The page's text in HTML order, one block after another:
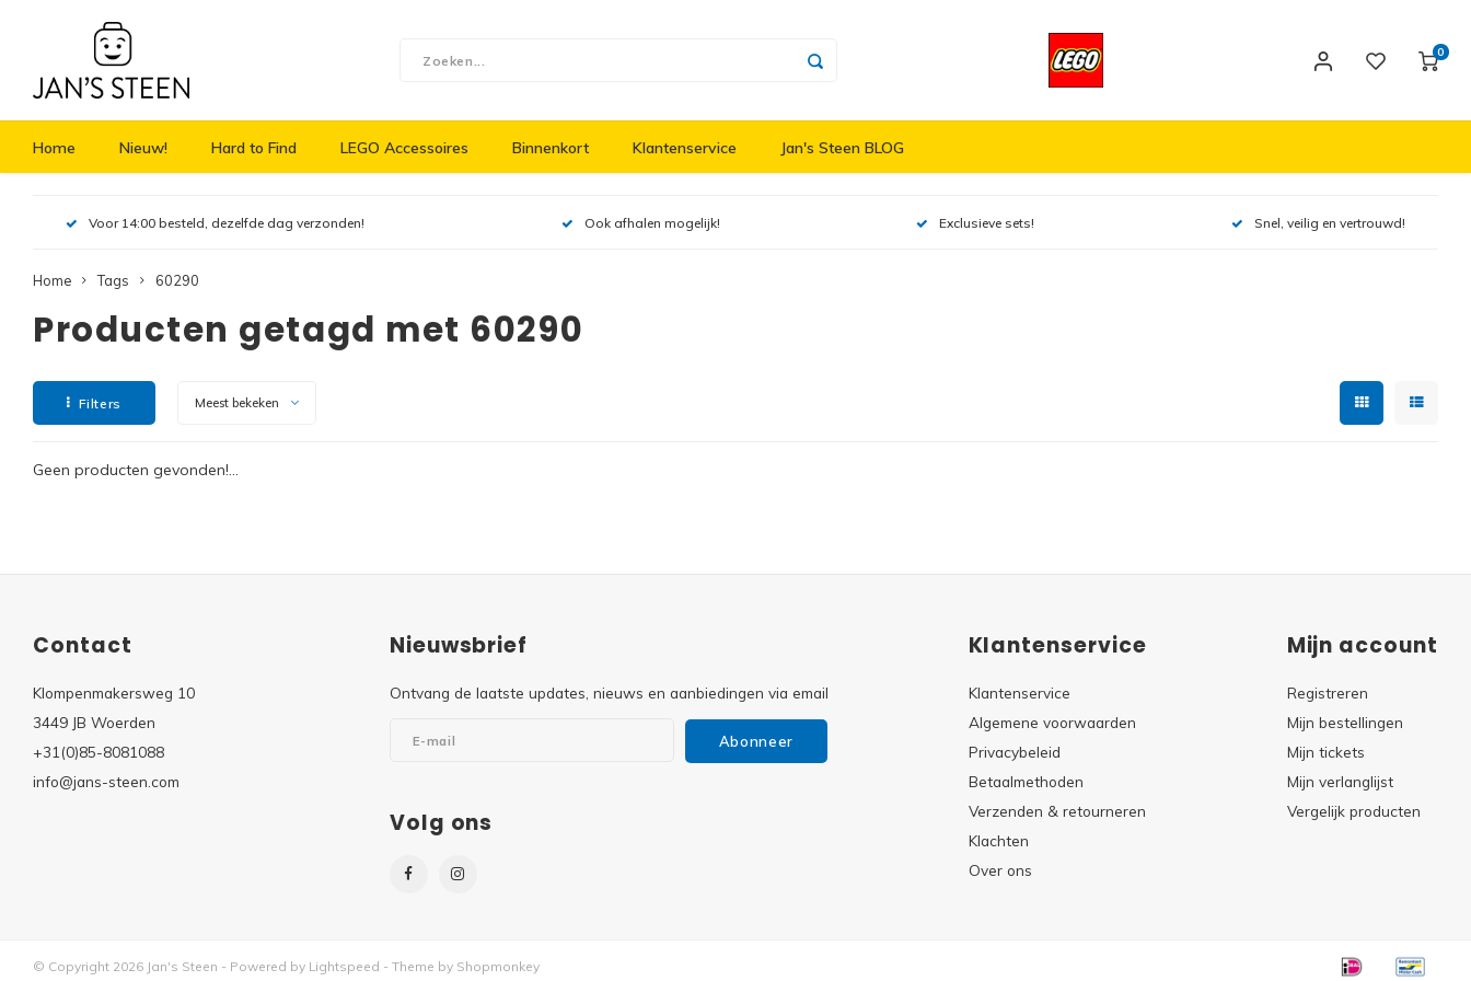
0
Home Nieuw! Hard to Find LEGO Accessoires Binnenkort Klantenservice Jan's Steen BLOG
Voor 14:00 besteld, dezelfde dag verzonden! Ook afhalen mogelijk! Exclusieve sets! Snel, veilig en vertrouwd!
Home Tags 60290
Producten getagd met 60290
Filters Meest bekeken
Geen producten gevonden!...
Contact
Klompenmakersweg 10
3449 JB Woerden
+31(0)85-8081088
info@jans-steen.com
Nieuwsbrief
Ontvang de laatste updates, nieuws en aanbiedingen via email
Abonneer
Volg ons
Klantenservice
Klantenservice
Algemene voorwaarden
Privacybeleid
Betaalmethoden
Verzenden & retourneren
Klachten
Over ons
Mijn account
Registreren
Mijn bestellingen
Mijn tickets
Mijn verlanglijst
Vergelijk producten
© Copyright 2026 Jan's Steen - Powered by Lightspeed - Theme by Shopmonkey